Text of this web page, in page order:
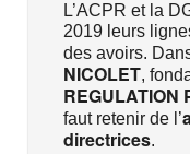
L’ACPR et la
2019 leurs
des avoirs.
NICOLET,
REGULATION
faut retenir de l’
directrices.